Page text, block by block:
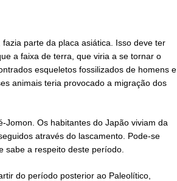
parte da placa asiática. Isso deve ter
a faixa de terra, que viria a se tornar o
esqueletos fossilizados de homens e
animais teria provocado a migração dos
Os habitantes do Japão viviam da
através do lascamento. Pode-se
sabe a respeito deste período.
do período posterior ao Paleolítico,